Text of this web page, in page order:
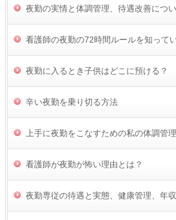
夜勤の実情と体調管理、待遇改善につ
看護師の夜勤の72時間ルールを知って
夜勤に入るとき子供はどこに預ける？
辛い夜勤を乗り切る方法
上手に夜勤をこなすための私の体調管
看護師が夜勤が怖い理由とは？
夜勤専従の待遇と実態、健康管理、年